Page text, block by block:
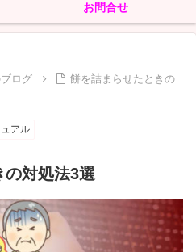
お問合せ
ログ
餅を詰まらせたときの
アル
の対処法3選